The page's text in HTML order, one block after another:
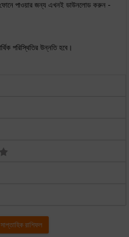
ফোনে পাওয়ার জন্য এখনই ডাউনলোড করুন -
পরিস্থিতির উন্নতি হবে।
রাশিফল